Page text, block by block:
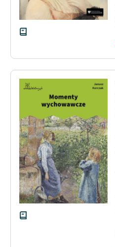
Odkurzamy bohaterów
Szkoła Poezji Wolnych
Kontakt
O projekcie
Zespół
Zasady wykorzystania
Wolnych Lektur
Logotypy
Materiały promocyjne